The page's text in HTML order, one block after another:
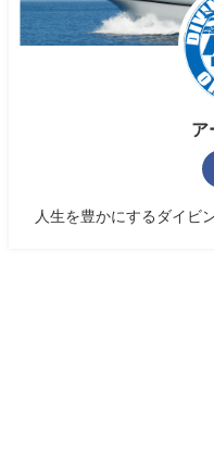
ア
人生を豊かにするダイビ